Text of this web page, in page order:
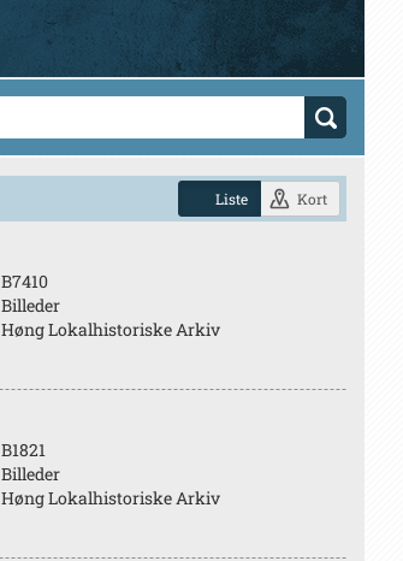
Liste Kort
B7410
Billeder
Høng Lokalhistoriske Arkiv
B1821
Billeder
Høng Lokalhistoriske Arkiv